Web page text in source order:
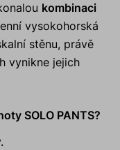
kombinaci
vysokohorská
stěnu, právě
vynikne jejich
SOLO PANTS?